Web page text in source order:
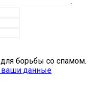
для борьбы со спамом.
ваши данные